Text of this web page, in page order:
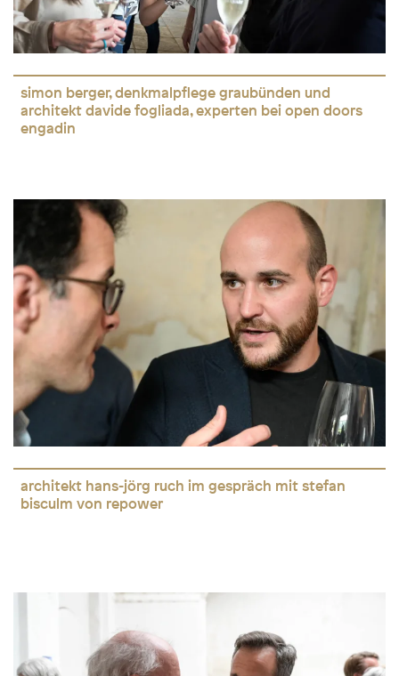
simon berger, denkmalpflege graubünden und
architekt davide fogliada, experten bei open doors
engadin
architekt hans-jörg ruch im gespräch mit stefan
bisculm von repower